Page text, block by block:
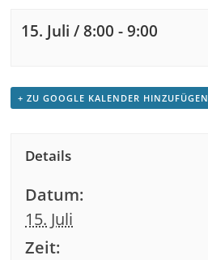
15. Juli / 8:00 -9:00
+ ZU GOOGLE KALENDER HINZUFÜGEN
Details
Datum:
15. Juli
Zeit: